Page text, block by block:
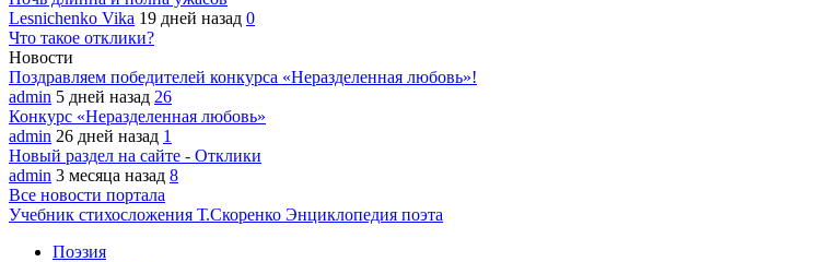
Lesnichenko Vika 19 дней назад 0
Что такое отклики?
Новости
Поздравляем победителей конкурса «Неразделенная любовь»!
admin 5 дней назад 26
Конкурс «Неразделенная любовь»
admin 26 дней назад 1
Новый раздел на сайте - Отклики
admin 3 месяца назад 8
Все новости портала
Учебник стихосложения Т.Скоренко Энциклопедия поэта
Поэзия